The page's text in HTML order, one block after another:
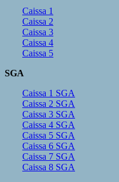
Caissa 1
Caissa 2
Caissa 3
Caissa 4
Caissa 5
SGA
Caissa 1 SGA
Caissa 2 SGA
Caissa 3 SGA
Caissa 4 SGA
Caissa 5 SGA
Caissa 6 SGA
Caissa 7 SGA
Caissa 8 SGA